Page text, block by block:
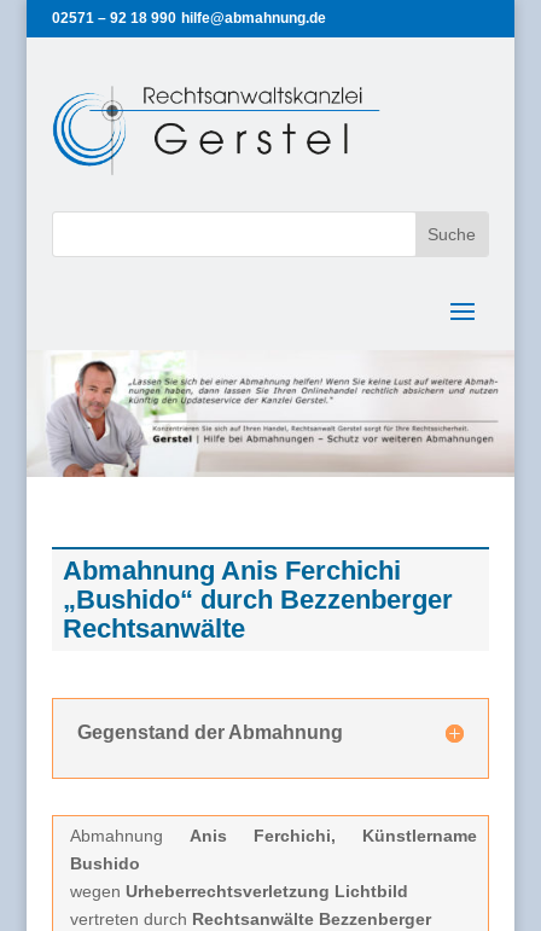
02571 – 92 18 990 hilfe@abmahnung.de
Abmahnung Anis Ferchichi
„Bushido“ durch Bezzenberger
Rechtsanwälte
Gegenstand der Abmahnung
Abmahnung Anis Ferchichi, Künstlername
Bushido
wegen Urheberrechtsverletzung Lichtbild
vertreten durch Rechtsanwälte Bezzenberger